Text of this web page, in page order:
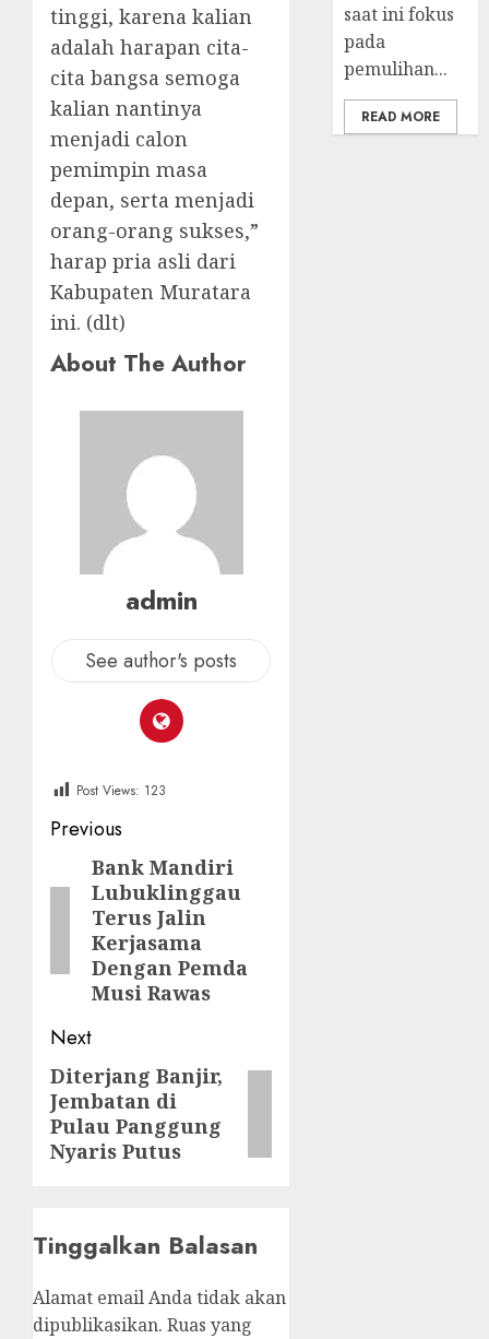
tinggi, karena kalian
adalah harapan cita-
cita bangsa semoga
kalian nantinya
menjadi calon
pemimpin masa
depan, serta menjadi
orang-orang sukses,”
harap pria asli dari
Kabupaten Muratara
ini. (dlt)
About The Author
admin
See author's posts
Post Views: 123
Post
navigation
Previous
Previous
post:
Bank Mandiri
Lubuklinggau
Terus Jalin
Kerjasama
Dengan Pemda
Musi Rawas
Next
Next
post:
Diterjang Banjir,
Jembatan di
Pulau Panggung
Nyaris Putus
Tinggalkan Balasan
Alamat email Anda tidak akan
dipublikasikan. Ruas yang
saat ini fokus
pada
pemulihan...
READ MORE